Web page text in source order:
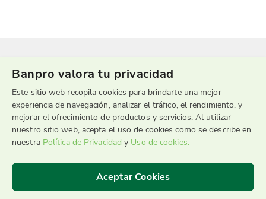
Banpro valora tu privacidad
Este sitio web recopila cookies para brindarte una mejor
experiencia de navegación, analizar el tráfico, el rendimiento, y
mejorar el ofrecimiento de productos y servicios. Al utilizar
nuestro sitio web, acepta el uso de cookies como se describe en
nuestra Política de Privacidad y Uso de cookies.
Aceptar Cookies
Sucursal Telefónica